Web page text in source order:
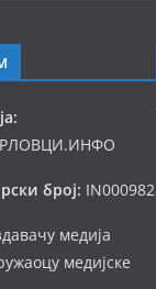
број: IN000982
медија
медијске